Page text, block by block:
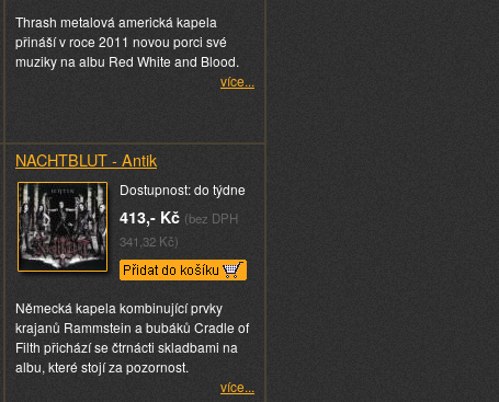
Thrash metalová americká kapela
přináší v roce 2011 novou porci své
muziky na albu Red White and Blood.
více...
NACHTBLUT - Antik
Dostupnost: do týdne
413,- Kč (bez DPH
341,32 Kč)
Německá kapela kombinující prvky
krajanů Rammstein a bubáků Cradle of
Filth přichází se čtrnácti skladbami na
albu, které stojí za pozornost.
více...